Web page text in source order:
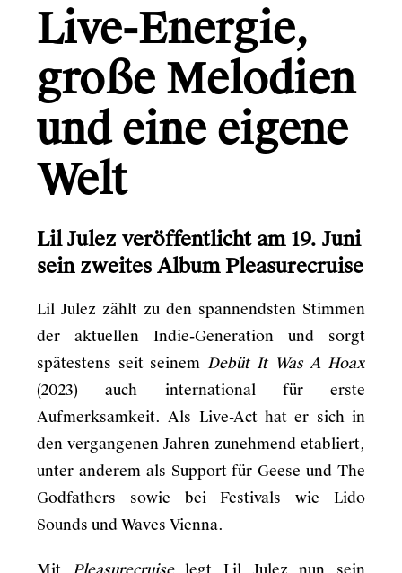
Austrian Audio
Gründerio
Canal+
Learning Hospital
Friends in Flats
LG
Monsterfreunde
Info
Kontakt
Live-Energie,
große Melodien
und eine eigene
Welt
Lil Julez veröffentlicht am 19. Juni
sein zweites Album Pleasurecruise
Lil Julez zählt zu den spannendsten Stimmen
der aktuellen Indie-Generation und sorgt
spätestens seit seinemDebüt It Was A Hoax
(2023) auch international für erste
Aufmerksamkeit. Als Live-Act hat er sich in
den vergangenen Jahren zunehmend etabliert,
unter anderem als Support für Geese und The
Godfathers sowie bei Festivals wie Lido
Sounds und Waves Vienna.